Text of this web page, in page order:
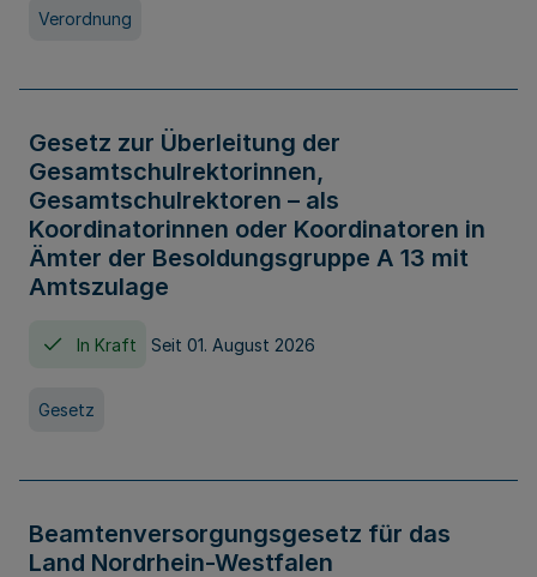
Verordnung
Gesetz zur Überleitung der
Gesamtschulrektorinnen,
Gesamtschulrektoren – als
Koordinatorinnen oder Koordinatoren in
Ämter der Besoldungsgruppe A 13 mit
Amtszulage
In Kraft Seit 01. August 2026
Gesetz
Beamtenversorgungsgesetz für das
Land Nordrhein-Westfalen